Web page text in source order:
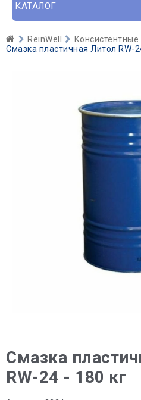
КАТАЛОГ
ReinWell
Консистентные
Смазка пластичная Литол RW-
Смазка
RW-24 - 180 кг